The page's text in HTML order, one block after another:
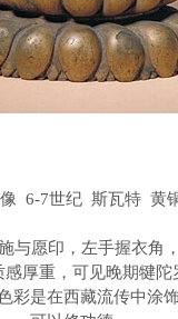
6-7世纪 斯瓦特 黄
愿印，左手握衣角
厚重，可见晚期犍
彩是在西藏流传中涂